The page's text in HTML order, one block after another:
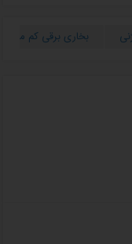
بخاری برقی کم